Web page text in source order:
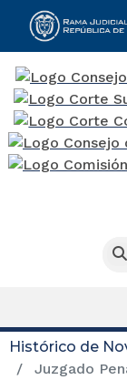
Histórico de
Juzgado